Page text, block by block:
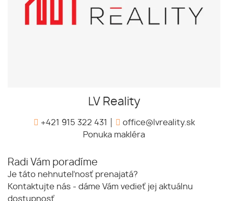
LV Reality
+421 915 322 431
office@lvreality.sk
Ponuka makléra
Radi Vám poradíme
Je táto nehnuteľnosť prenajatá?
Kontaktujte nás - dáme Vám vedieť jej aktuálnu
dostupnosť.